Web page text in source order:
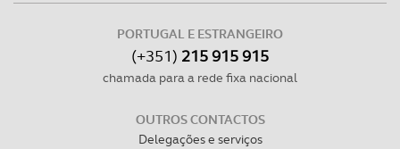
PORTUGAL E ESTRANGEIRO
(+351) 215 915 915
chamada para a rede fixa nacional
OUTROS CONTACTOS
Delegações e serviços